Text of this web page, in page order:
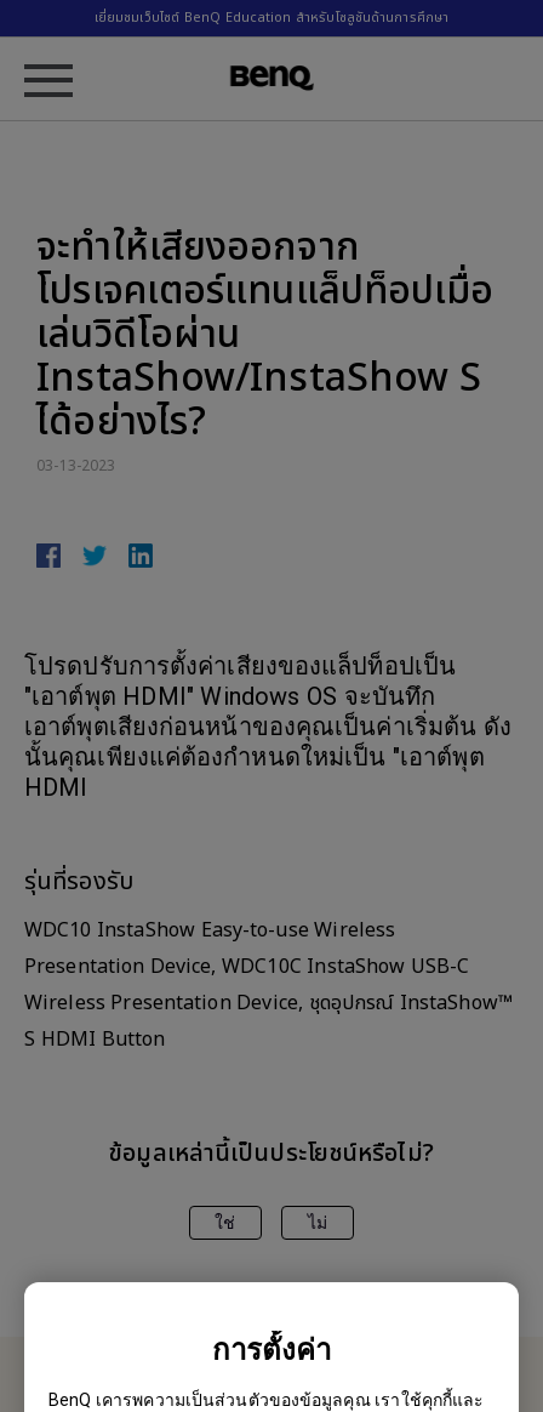
การตั้งค่า
BenQ เคารพความเป็นส่วนตัวของข้อมูลคุณ เราใช้คุกกี้และ
เยี่ยมชมเว็บไซต์ BenQ Education สำหรับโซลูชันด้านการศึกษา
จะทำให้เสียงออกจาก
โปรเจคเตอร์แทนแล็ปท็อปเมื่อ
เล่นวิดีโอผ่าน
InstaShow/InstaShow S
ได้อย่างไร?
03-13-2023
โปรดปรับการตั้งค่าเสียงของแล็ปท็อปเป็น
"เอาต์พุต HDMI" Windows OS จะบันทึก
เอาต์พุตเสียงก่อนหน้าของคุณเป็นค่าเริ่มต้น ดัง
นั้นคุณเพียงแค่ต้องกำหนดใหม่เป็น "เอาต์พุต
HDMI
รุ่นที่รองรับ
WDC10 InstaShow Easy-to-use Wireless
Presentation Device, WDC10C InstaShow USB-C
Wireless Presentation Device, ชุดอุปกรณ์ InstaShow™
S HDMI Button
ข้อมูลเหล่านี้เป็นประโยชน์หรือไม่?
ใช่ ไม่